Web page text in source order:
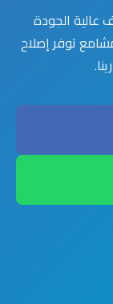
عالية الجودة
توفر إصلاح